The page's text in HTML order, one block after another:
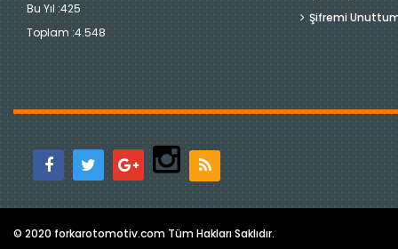
Bu Yıl :425
Toplam :4.548
Şifremi
© 2020 forkarotomotiv.com Tüm Hakları Saklıdır.